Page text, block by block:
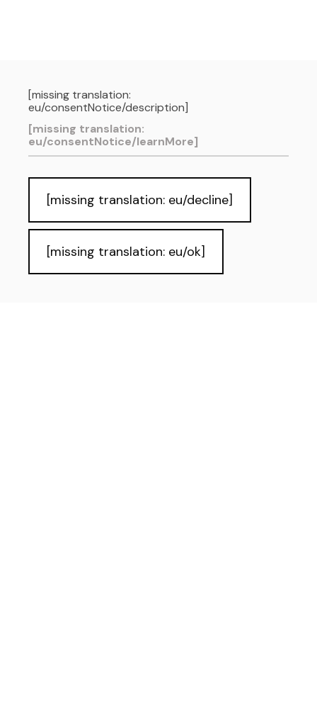
[missing translation:
eu/consentNotice/description]
[missing translation:
eu/consentNotice/learnMore]
[missing translation: eu/decline]
[missing translation: eu/ok]